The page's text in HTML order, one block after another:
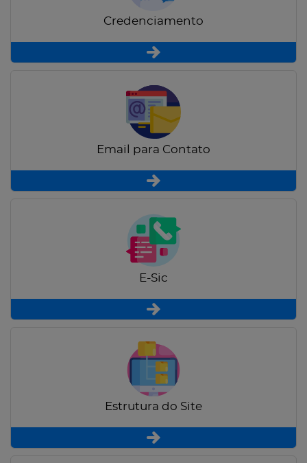
Credenciamento
Email para Contato
E-Sic
Estrutura do Site